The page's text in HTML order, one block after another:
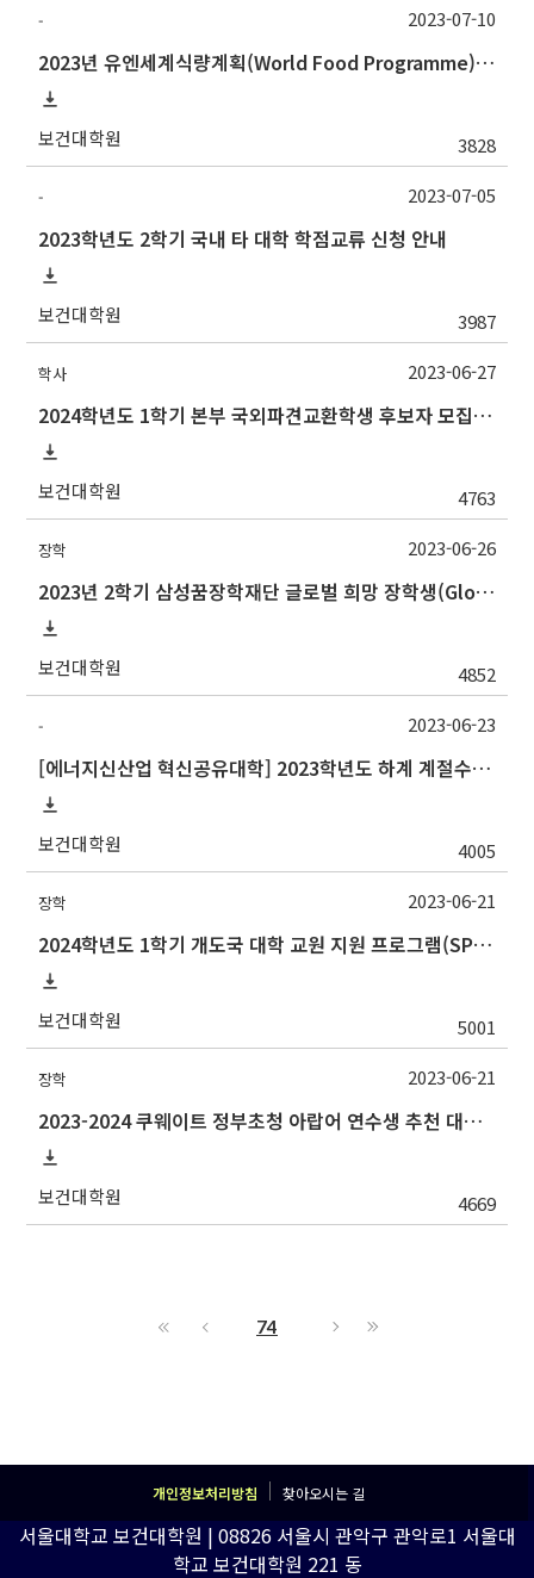
-
2023년 유엔세계식량계획(World Food Programme) 인턴십 프로그램 참가자 모집 안내
보건대학원 3828
2023-07-10
-
2023학년도 2학기 국내 타 대학 학점교류 신청 안내
보건대학원 3987
2023-07-05
학사
2024학년도 1학기 본부 국외파견교환학생 후보자 모집 안내
보건대학원 4763
2023-06-27
장학
2023년 2학기 삼성꿈장학재단 글로벌 희망 장학생(Global Hope Scholarship) 선발 안내
보건대학원 4852
2023-06-26
-
[에너지신산업 혁신공유대학] 2023학년도 하계 계절수업 경남정보대학교 학점교류 안내
보건대학원 4005
2023-06-23
장학
2024학년도 1학기 개도국 대학 교원 지원 프로그램(SPF)장학생 선발 안내
보건대학원 5001
2023-06-21
장학
2023-2024 쿠웨이트 정부초청 아랍어 연수생 추천 대상자 선발 안내
보건대학원 4669
2023-06-21
74
개인정보처리방침 찾아오시는 길
서울대학교 보건대학원 | 08826 서울시 관악구 관악로1 서울대
학교 보건대학원 221 동